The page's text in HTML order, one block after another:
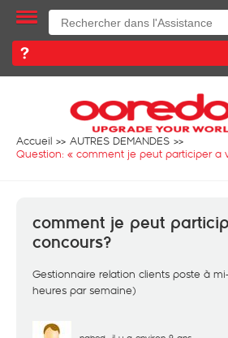
Accueil
AUTRES DEMANDES
Question: « comment je peut participer a
comment je peut
concours?
Gestionnaire relation clients poste à
heures par semaine)